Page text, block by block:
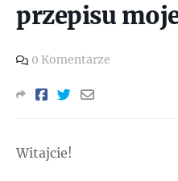
przepisu
0 Komentarze
Witajcie!